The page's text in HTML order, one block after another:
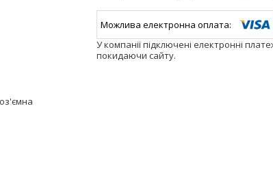
У компанії підключені електронні
покидаючи сайту.